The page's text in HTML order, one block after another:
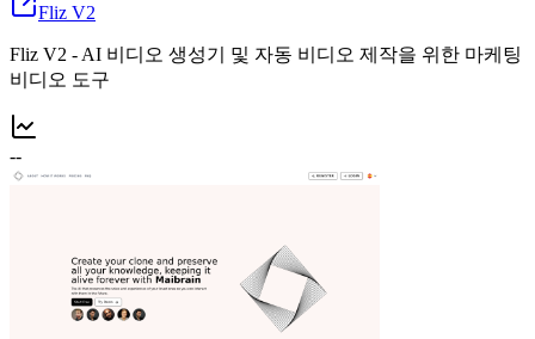
Fliz V2
Fliz V2 - AI 비디오 생성기 및 자동 비디오 제작을 위한 마케팅
비디오 도구
--